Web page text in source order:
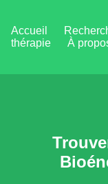
Accueil
thérapie
À